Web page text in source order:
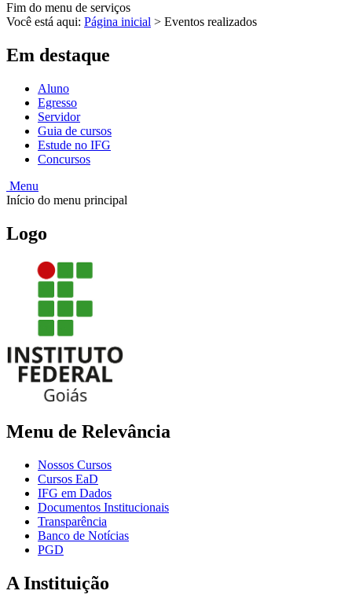
Fim do menu de serviços
Você está aqui: Página inicial > Eventos realizados
Em destaque
Aluno
Egresso
Servidor
Guia de cursos
Estude no IFG
Concursos
Menu
Início do menu principal
Logo
Menu de Relevância
Nossos Cursos
Cursos EaD
IFG em Dados
Documentos Institucionais
Transparência
Banco de Notícias
PGD
A Instituição